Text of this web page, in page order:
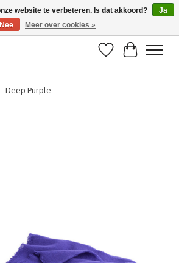
van 31/07 t;e.m. 17/8
Verlanglijst
Deep Purple
website te verbeteren. Is dat akkoord?
Ja
Nee
Meer over cookies »